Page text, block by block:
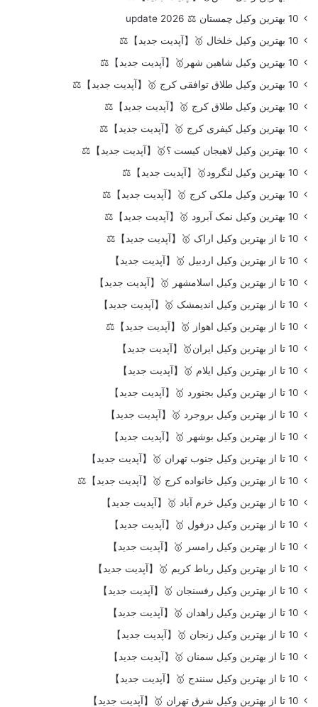
10 بهترین وکیل چمستان ⚖️ update 2026
10 بهترین وکیل خلخال 🥇【آپدیت جدید】⚖️
10 بهترین وکیل شاهین شهر🥇【آپدیت جدید】⚖️
10 بهترین وکیل طلاق توافقی کرج 🥇【آپدیت جدید】⚖️
10 بهترین وکیل طلاق کرج 🥇【آپدیت جدید】⚖️
10 بهترین وکیل کیفری کرج 🥇【آپدیت جدید】⚖️
10 بهترین وکیل لاهیجان کیست ؟🥇【آپدیت جدید】⚖️
10 بهترین وکیل لنگرود🥇【آپدیت جدید】⚖️
10 بهترین وکیل ملکی کرج 🥇【آپدیت جدید】⚖️
10 بهترین وکیل نمک آبرود 🥇【آپدیت جدید】⚖️
10 تا از بهترین وکیل اراک 🥇【آپدیت جدید】⚖️
10 تا از بهترین وکیل اردبیل 🥇【آپدیت جدید】
10 تا از بهترین وکیل اسلامشهر 🥇【آپدیت جدید】
10 تا از بهترین وکیل اندیمشک 🥇【آپدیت جدید】
10 تا از بهترین وکیل اهواز 🥇【آپدیت جدید】⚖️
10 تا از بهترین وکیل ایران🥇【آپدیت جدید】
10 تا از بهترین وکیل ایلام 🥇【آپدیت جدید】
10 تا از بهترین وکیل بجنورد 🥇【آپدیت جدید】
10 تا از بهترین وکیل بروجرد 🥇【آپدیت جدید】
10 تا از بهترین وکیل بوشهر 🥇【آپدیت جدید】
10 تا از بهترین وکیل جنوب تهران 🥇【آپدیت جدید】
10 تا از بهترین وکیل خانواده کرج 🥇【آپدیت جدید】⚖️
10 تا از بهترین وکیل خرم آباد 🥇【آپدیت جدید】
10 تا از بهترین وکیل دزفول 🥇【آپدیت جدید】
10 تا از بهترین وکیل رامسر 🥇【آپدیت جدید】
10 تا از بهترین وکیل رباط کریم 🥇【آپدیت جدید】
10 تا از بهترین وکیل رفسنجان 🥇【آپدیت جدید】
10 تا از بهترین وکیل زاهدان 🥇【آپدیت جدید】
10 تا از بهترین وکیل زنجان 🥇【آپدیت جدید】
10 تا از بهترین وکیل سمنان 🥇【آپدیت جدید】
10 تا از بهترین وکیل سنندج 🥇【آپدیت جدید】
10 تا از بهترین وکیل شرق تهران 🥇【آپدیت جدید】